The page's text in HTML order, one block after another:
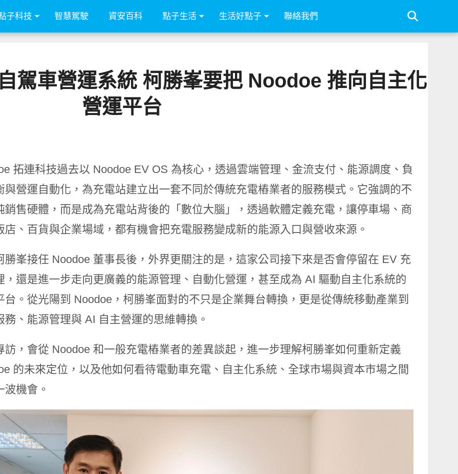
子科技 智慧駕駛 資安百科 點子生活 生活好點子 聯絡我們
駕車營運系統 柯勝峯要把 Noodoe 推向自主化
營運平台
拓連科技過去以 Noodoe EV OS 為核心，透過雲端管理、金流支付、能源調度、負
與營運自動化，為充電站建立出一套不同於傳統充電樁業者的服務模式。它強調的不
銷售硬體，而是成為充電站背後的「數位大腦」，透過軟體定義充電，讓停車場、商
店、百貨與企業場域，都有機會把充電服務變成新的能源入口與營收來源。
勝峯接任 Noodoe 董事長後，外界更關注的是，這家公司接下來是否會停留在 EV 充
，還是進一步走向更廣義的能源管理、自動化營運，甚至成為 AI 驅動自主化系統的
台。從光陽到 Noodoe，柯勝峯面對的不只是企業舞台轉換，更是從傳統移動產業到
務、能源管理與 AI 自主營運的思維轉換。
訪，會從 Noodoe 和一般充電樁業者的差異談起，進一步理解柯勝峯如何重新定義
的未來定位，以及他如何看待電動車充電、自主化系統、全球市場與資本市場之間
波機會。